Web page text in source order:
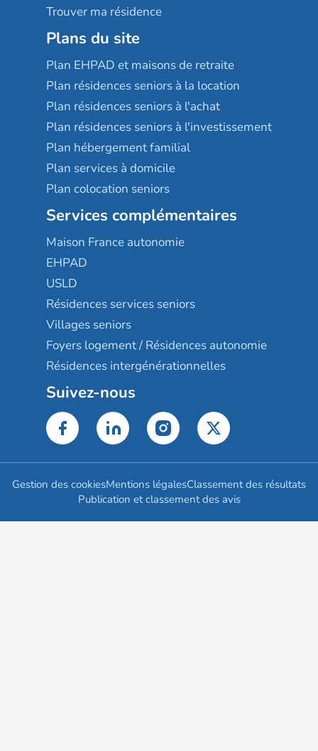
Trouver ma résidence
Plans du site
Plan EHPAD et maisons de retraite
Plan résidences seniors à la location
Plan résidences seniors à l'achat
Plan résidences seniors à l'investissement
Plan hébergement familial
Plan services à domicile
Plan colocation seniors
Services complémentaires
Maison France autonomie
EHPAD
USLD
Résidences services seniors
Villages seniors
Foyers logement / Résidences autonomie
Résidences intergénérationnelles
Suivez-nous
Gestion des cookiesMentions légalesClassement des résultats
Publication et classement des avis